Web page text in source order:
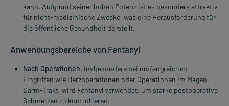
kann. Aufgrund seiner hohen Potenz ist es besonders attraktiv
für nicht-medizinische Zwecke, was eine Herausforderung für
die öffentliche Gesundheit darstellt.
Anwendungsbereiche von Fentanyl
Nach Operationen, insbesondere bei umfangreichen
Eingriffen wie Herzoperationen oder Operationen im Magen-
Darm-Trakt, wird Fentanyl verwendet, um starke postoperative
Schmerzen zu kontrollieren.